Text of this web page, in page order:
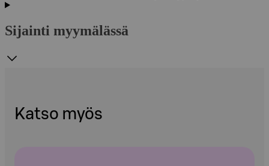
Sijainti myymälässä
Katso myös